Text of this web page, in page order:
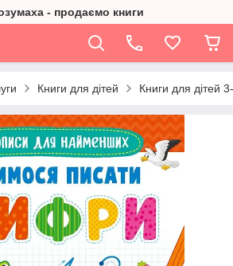
- продаємо книги
Книги для дітей Книги для дітей